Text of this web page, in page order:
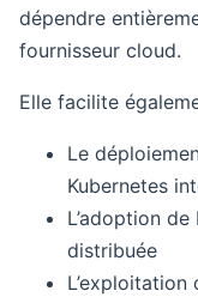
dépendre
fournisseur cloud.
Elle facilite
Le
Kubernetes
L’adoption
distribuée
L’exploitation